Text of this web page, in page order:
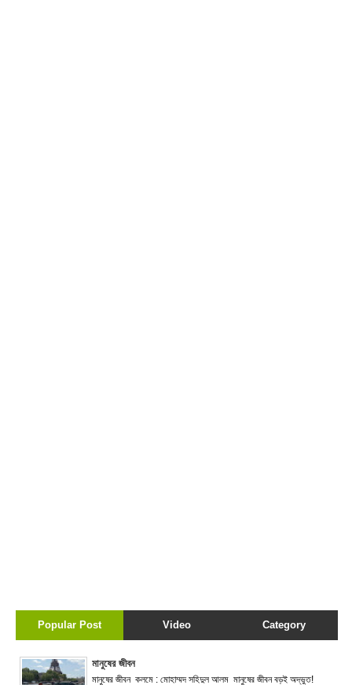
Popular Post Video Category
মানুষের জীবন
মানুষের জীবন কলমে : মোহাম্মদ সহিদুল আলম মানুষের জীবন বড়ই অদ্ভুত!